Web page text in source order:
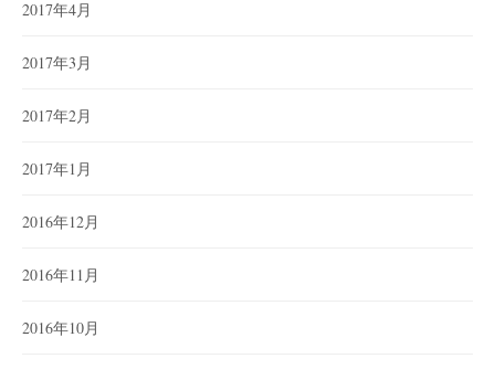
2017年4月
2017年3月
2017年2月
2017年1月
2016年12月
2016年11月
2016年10月